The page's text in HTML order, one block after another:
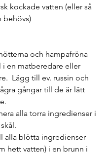
kockade vatten (eller så
behövs)
och hampafröna
en matberedare eller
Lägg till ev. russin och
gångar till de är lätt
alla torra ingredienser i
alla blötta ingredienser
hett vatten) i en brunn i